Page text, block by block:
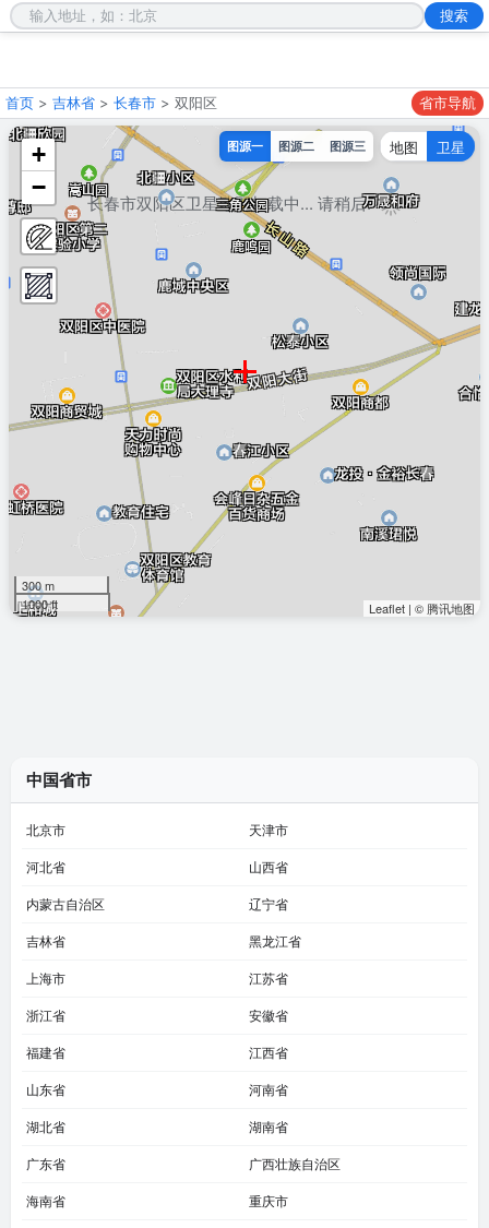
首页 > 吉林省 > 长春市 > 双阳区 省市导航
长春市双阳区卫星地图加载中... 请稍后!
+
−
300 m
1000 ft
Leaflet | © 腾讯地图
图源一 图源二 图源三 地图 卫星
中国省市
北京市 天津市
河北省 山西省
内蒙古自治区 辽宁省
吉林省 黑龙江省
上海市 江苏省
浙江省 安徽省
福建省 江西省
山东省 河南省
湖北省 湖南省
广东省 广西壮族自治区
海南省 重庆市